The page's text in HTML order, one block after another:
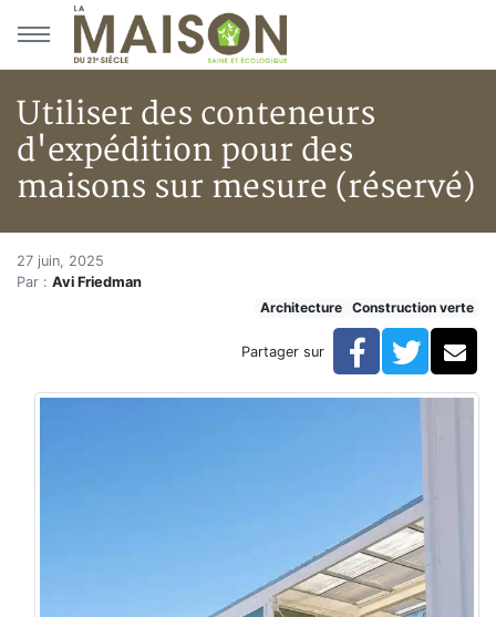
Aller au menu principal
Aller au contenu principal
Utiliser des conteneurs
d'expédition pour des
maisons sur mesure (réservé)
Accueil
Articles
Utiliser des conteneurs d'expédition pour des
Utiliser des conteneurs
27 juin, 2025
Par : Avi Friedman
Architecture
Construction verte
Partager sur Facebook